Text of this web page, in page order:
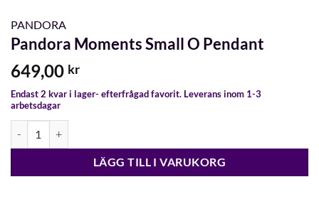
PANDORA
Pandora Moments Small O Pendant
649,00 kr
Endast 2 kvar i lager- efterfrågad favorit. Leverans inom 1-3
arbetsdagar
LÄGG TILL I VARUKORG